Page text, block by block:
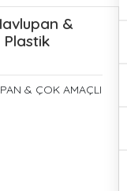
&
Plastik
& ÇOK AMAÇLI